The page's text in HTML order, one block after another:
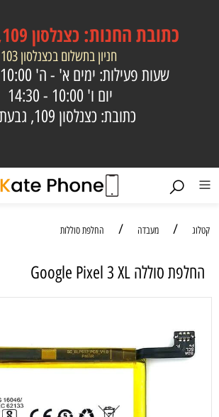
כתובתהחנות: כצנלסון 109, גבעתיים
חניון בתשלום בכצנלסון 103
שעות פעילות: ימים א' - ה' 10:00 - 18:30
יום ו' 10:00 - 14:30
כתובת: כצנלסון 109, גבעתיים
קטלוג / מעבדה / החלפת סוללות
‏החלפת סוללה Google Pixel 3 XL